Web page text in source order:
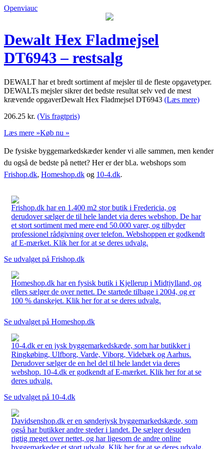
Openviauc
Dewalt Hex Fladmejsel
DT6943 – restsalg
DEWALT har et bredt sortiment af mejsler til de fleste opgavetyper.
DEWALTs mejsler sikrer det bedste resultat selv ved de mest
krævende opgaverDewalt Hex Fladmejsel DT6943 (Læs mere)
206.25 kr. (Vis fragtpris)
Læs mere »Køb nu »
De fysiske byggemarkedskæder kender vi alle sammen, men kender
du også de bedste på nettet? Her er der bl.a. webshops som
Frishop.dk, Homeshop.dk og 10-4.dk.
Frishop.dk har en 1.400 m2 stor butik i Fredericia, og
derudover sælger de til hele landet via deres webshop. De har
et stort sortiment med mere end 50.000 varer, og tilbyder
professionel rådgivning over telefon. Webshoppen er godkendt
af E-mærket. Klik her for at se deres udvalg.
Se udvalget på Frishop.dk
Homeshop.dk har en fysisk butik i Kjellerup i Midtjylland, og
ellers sælger de over nettet. De startede tilbage i 2004, og er
100 % danskejet. Klik her for at se deres udvalg.
Se udvalget på Homeshop.dk
10-4.dk er en jysk byggemarkedskæde, som har butikker i
Ringkøbing, Ulfborg, Varde, Viborg, Videbæk og Aarhus.
Derudover sælger de en hel del til hele landet via deres
webshop. 10-4.dk er godkendt af E-mærket. Klik her for at se
deres udvalg.
Se udvalget på 10-4.dk
Davidsenshop.dk er en sønderjysk byggemarkedskæde, som
også har butikker andre steder i landet. De sælger desuden
rigtig meget over nettet, og har ligesom de andre online
byggemarkeder et stort udvalg. Klik her for at se deres udvalg.